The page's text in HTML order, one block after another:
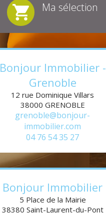
Ma sélection
Bonjour Immobilier -
Grenoble
12 rue Dominique Villars
38000 GRENOBLE
grenoble@bonjour-
immobilier.com
04 76 54 35 27
Bonjour Immobilier
5 Place de la Mairie
38380 Saint-Laurent-du-Pont